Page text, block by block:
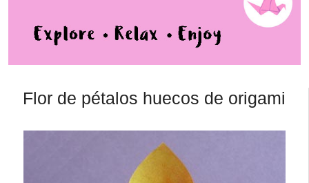
Flor de pétalos huecos de origami